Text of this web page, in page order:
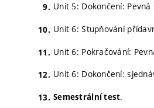
Unit 5: Dokončení:
Unit 6: Stupňování
Unit 6: Pokračování:
Unit 6: Dokončení:
Semestrální test.